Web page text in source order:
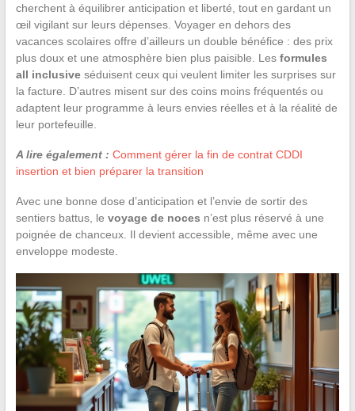
cherchent à équilibrer anticipation et liberté, tout en gardant un
œil vigilant sur leurs dépenses. Voyager en dehors des
vacances scolaires offre d’ailleurs un double bénéfice : des prix
plus doux et une atmosphère bien plus paisible. Les formules
all inclusiveséduisent ceux qui veulent limiter les surprises sur
la facture. D’autres misent sur des coins moins fréquentés ou
adaptent leur programme à leurs envies réelles et à la réalité de
leur portefeuille.
A lire également : Comment gérer la fin de contrat CDDI
insertion et bien préparer la transition
Avec une bonne dose d’anticipation et l’envie de sortir des
sentiers battus, le voyage de noces n’est plus réservé à une
poignée de chanceux. Il devient accessible, même avec une
enveloppe modeste.